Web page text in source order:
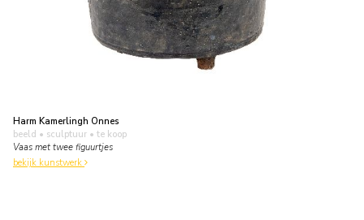
Harm Kamerlingh Onnes
beeld • sculptuur • te koop
Vaas met twee figuurtjes
bekijk kunstwerk